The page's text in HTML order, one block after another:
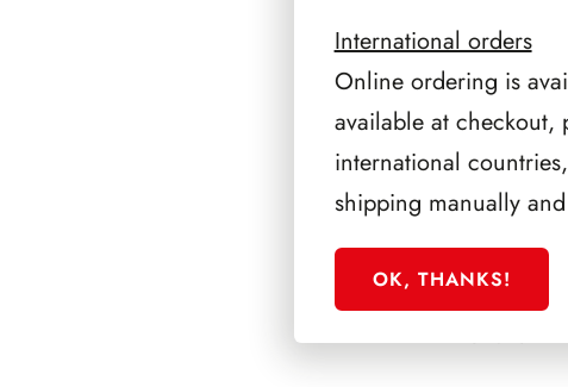
SFORZESCO ITALIA
PAGINE 5
International orders
Online ordering is
available at checkout,
international
shipping manually
OK, THANKS!